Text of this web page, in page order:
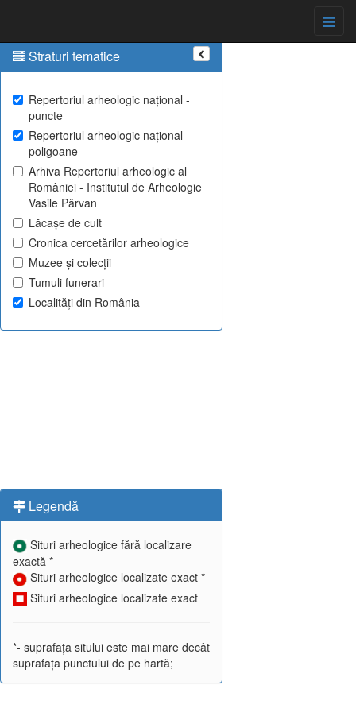
Straturi tematice
Repertoriul arheologic național -
puncte
Repertoriul arheologic național -
poligoane
Arhiva Repertoriul arheologic al
României - Institutul de Arheologie
Vasile Pârvan
Lăcașe de cult
Cronica cercetărilor arheologice
Muzee și colecții
Tumuli funerari
Localități din România
Legendă
Situri arheologice fără localizare
exactă *
Situri arheologice localizate exact *
Situri arheologice localizate exact
*- suprafața sitului este mai mare decât
suprafața punctului de pe hartă;